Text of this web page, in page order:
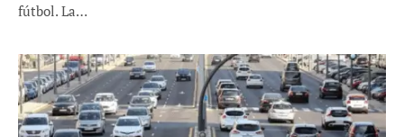
fútbol. La…